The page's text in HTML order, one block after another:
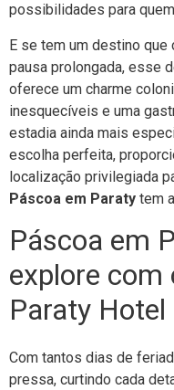
possibilidades para
E se tem um destino
pausa prolongada, esse
oferece um charme
inesquecíveis e uma
estadia ainda mais
escolha perfeita,
localização privilegiada
Páscoa em Paraty tem
Páscoa em
explore com
Paraty Hotel
Com tantos dias de
pressa, curtindo cada